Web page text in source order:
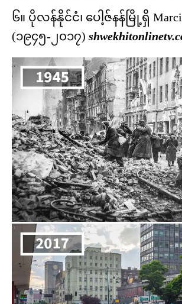
၆။ ပိုလန်နိုင်ငံ၊ ပေါ့ဇ်နန်မြို့ရှိ
(၁၉၄၅-၂၀၁၇)